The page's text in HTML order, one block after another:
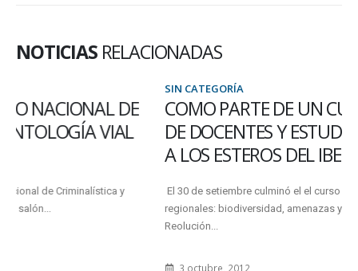
NOTICIAS RELACIONADAS
COMO PARTE DE UN CURSO, UN GRUPO
DE DOCENTES Y ESTUDIANTES VIAJARON
A LOS ESTEROS DEL IBERÁ
El 30 de setiembre culminó el el curso de capacitación "Ecosistemas
regionales: biodiversidad, amenazas y conservación", aprobado por